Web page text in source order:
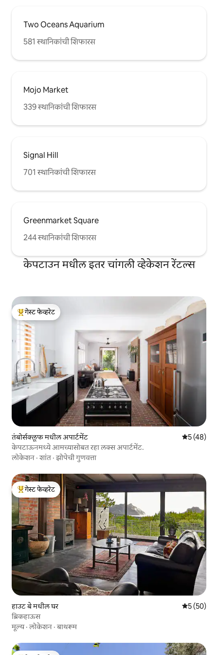
Two Oceans Aquarium
581 स्थानिकांची शिफारस
Mojo Market
339 स्थानिकांची शिफारस
Signal Hill
701 स्थानिकांची शिफारस
Greenmarket Square
244 स्थानिकांची शिफारस
केपटाउन मधील इतर चांगली व्हेकेशन रेंटल्स
टॉप गेस्ट फेव्हरेट
गेस्ट फेव्हरेट
तंबोर्सक्लूफ मधील अपार्टमेंट 5 पैकी 5
5 (48)
केपटाऊनमध्ये आमच्यासोबत रहा लक्स अपार्टमेंट.
लोकेशन ·शांत ·झोपेची गुणवत्ता
टॉप गेस्ट फेव्हरेट
गेस्ट फेव्हरेट
हाउट बे मधील घर 5 पैकी 5
5 (50)
ब्रिकहाऊस
मूल्य·लोकेशन ·बाथरूम